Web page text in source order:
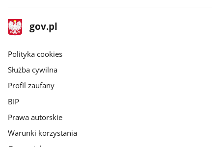
stopka
gov.pl
Strona
gov.pl
gov.pl
Polityka cookies
Służba cywilna
Profil zaufany
BIP
Prawa autorskie
Warunki korzystania